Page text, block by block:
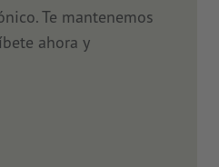
Te mantenemos
ahora y